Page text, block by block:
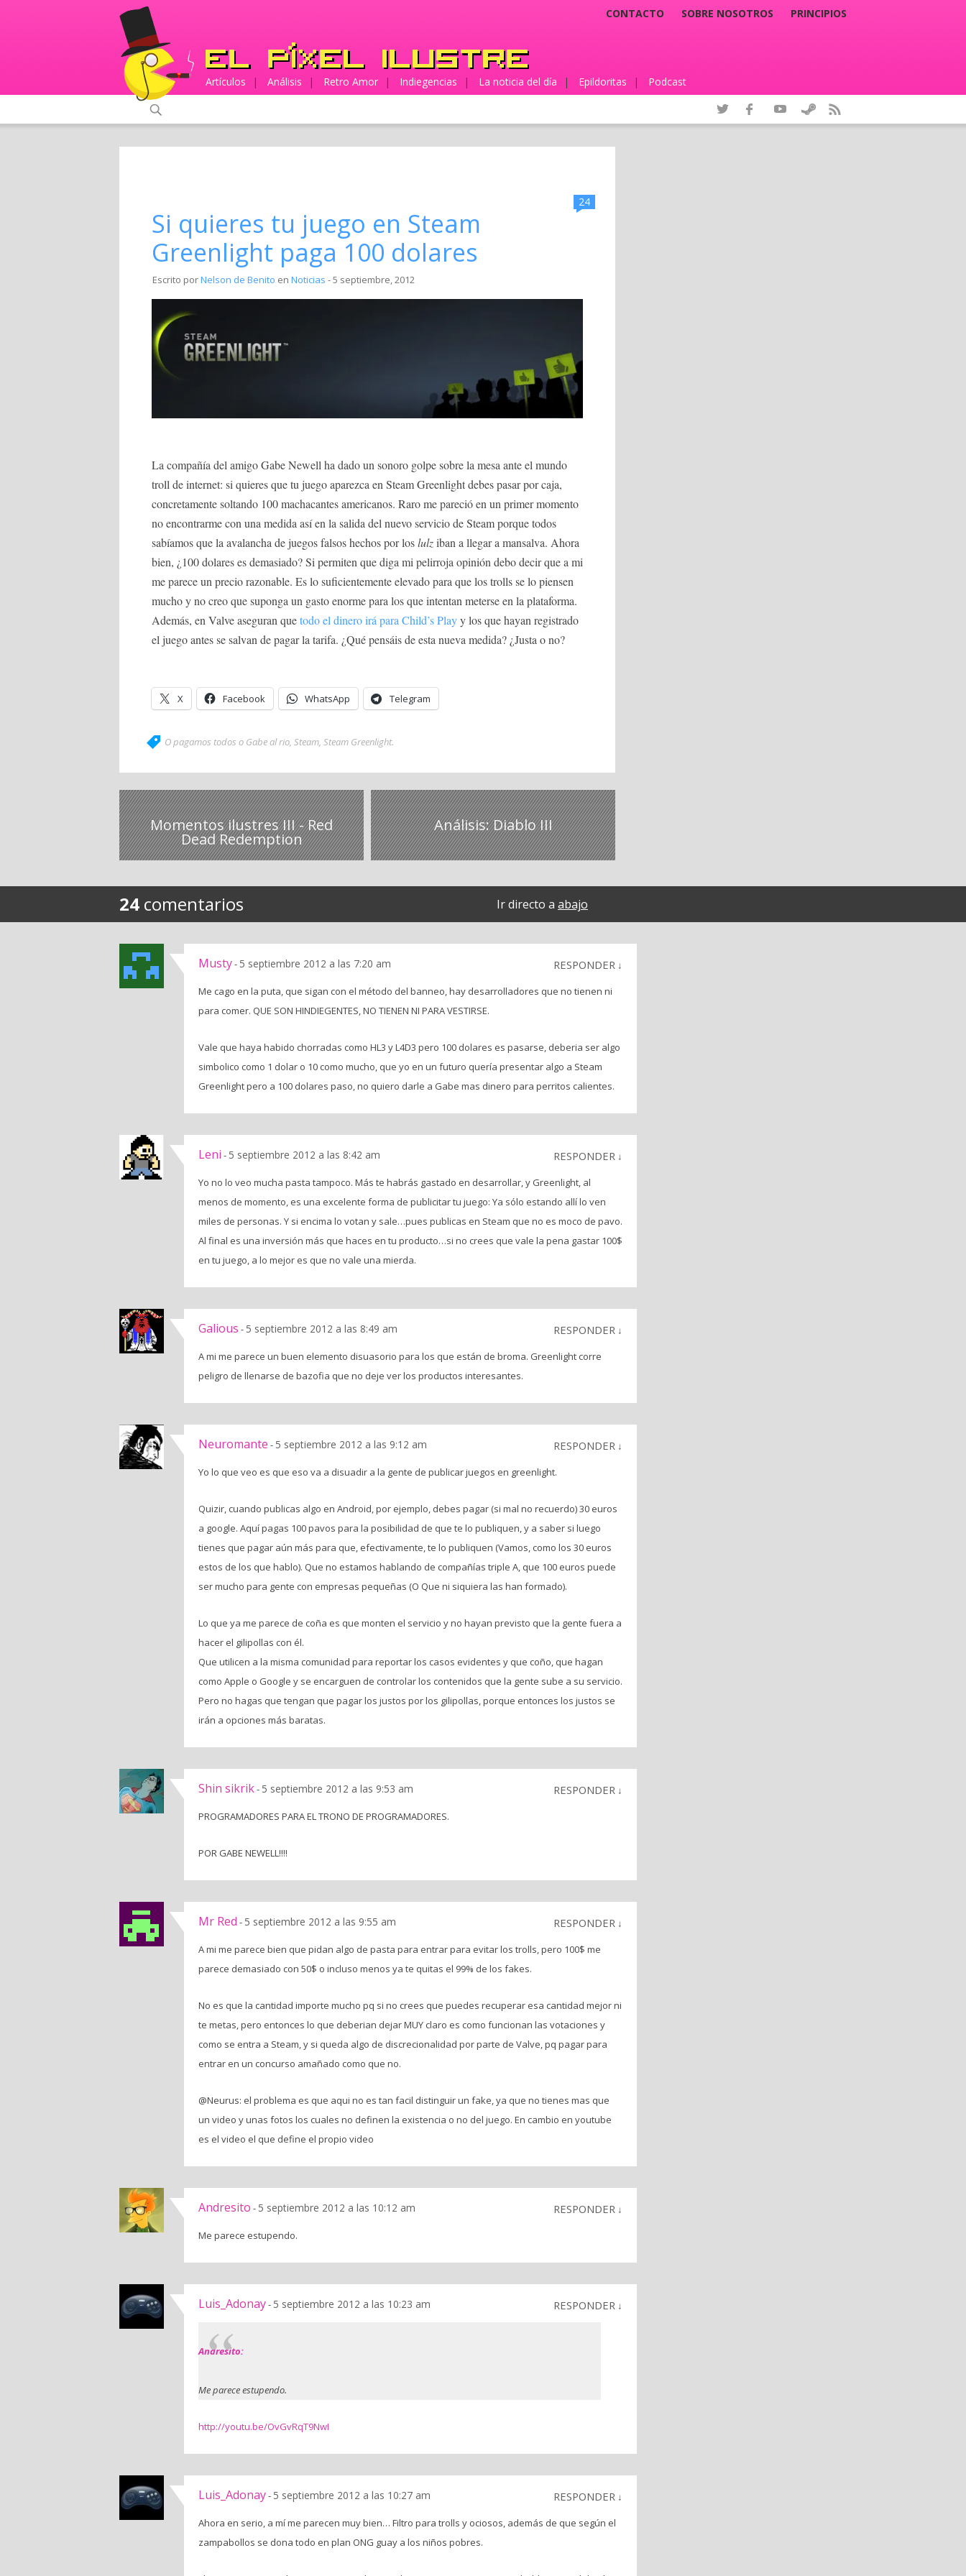
CONTACTO SOBRE NOSOTROS PRINCIPIOS
Artículos | Análisis | Retro Amor | Indiegencias | La noticia del día | Epildoritas | Podcast
24
Si quieres tu juego en Steam
Greenlight paga 100 dolares
Escrito porNelson de Benito en Noticias - 5 septiembre, 2012
La compañía del amigo Gabe Newell ha dado un sonoro golpe sobre la mesa ante el mundo
troll de internet: si quieres que tu juego aparezca en Steam Greenlight debes pasar por caja,
concretamente soltando 100 machacantes americanos. Raro me pareció en un primer momento
no encontrarme con una medida así en la salida del nuevo servicio de Steam porque todos
sabíamos que la avalancha de juegos falsos hechos por loslulziban a llegar a mansalva. Ahora
bien, ¿100 dolares es demasiado? Si permiten que diga mi pelirroja opinión debo decir que a mi
me parece un precio razonable. Es lo suficientemente elevado para que los trolls se lo piensen
mucho y no creo que suponga un gasto enorme para los que intentan meterse en la plataforma.
Además, en Valve aseguran quetodo el dinero irá para Child’s Playy los que hayan registrado
el juego antes se salvan de pagar la tarifa. ¿Qué pensáis de esta nueva medida? ¿Justa o no?
X Facebook WhatsApp Telegram
O pagamos todos o Gabe al rio, Steam, Steam Greenlight.
Momentos ilustres III - Red
Dead Redemption
Análisis: Diablo III
24 comentarios Ir directo a abajo
Musty- 5 septiembre 2012 a las 7:20 am RESPONDER ↓
Me cago en la puta, que sigan con el método del banneo, hay desarrolladores que no tienen ni
para comer. QUE SON HINDIEGENTES, NO TIENEN NI PARA VESTIRSE.
Vale que haya habido chorradas como HL3 y L4D3 pero 100 dolares es pasarse, deberia ser algo
simbolico como 1 dolar o 10 como mucho, que yo en un futuro quería presentar algo a Steam
Greenlight pero a 100 dolares paso, no quiero darle a Gabe mas dinero para perritos calientes.
Leni - 5 septiembre 2012 a las 8:42 am RESPONDER ↓
Yo no lo veo mucha pasta tampoco. Más te habrás gastado en desarrollar, y Greenlight, al
menos de momento, es una excelente forma de publicitar tu juego: Ya sólo estando allí lo ven
miles de personas. Y si encima lo votan y sale…pues publicas en Steam que no es moco de pavo.
Al final es una inversión más que haces en tu producto…si no crees que vale la pena gastar 100$
en tu juego, a lo mejor es que no vale una mierda.
Galious - 5 septiembre 2012 a las 8:49 am RESPONDER ↓
A mi me parece un buen elemento disuasorio para los que están de broma. Greenlight corre
peligro de llenarse de bazofia que no deje ver los productos interesantes.
Neuromante - 5 septiembre 2012 a las 9:12 am RESPONDER ↓
Yo lo que veo es que eso va a disuadir a la gente de publicar juegos en greenlight.
Quizir, cuando publicas algo en Android, por ejemplo, debes pagar (si mal no recuerdo) 30 euros
a google. Aquí pagas 100 pavos para la posibilidad de que te lo publiquen, y a saber si luego
tienes que pagar aún más para que, efectivamente, te lo publiquen (Vamos, como los 30 euros
estos de los que hablo). Que no estamos hablando de compañías triple A, que 100 euros puede
ser mucho para gente con empresas pequeñas (O Que ni siquiera las han formado).
Lo que ya me parece de coña es que monten el servicio y no hayan previsto que la gente fuera a
hacer el gilipollas con él.
Que utilicen a la misma comunidad para reportar los casos evidentes y que coño, que hagan
como Apple o Google y se encarguen de controlar los contenidos que la gente sube a su servicio.
Pero no hagas que tengan que pagar los justos por los gilipollas, porque entonces los justos se
irán a opciones más baratas.
Shin sikrik- 5 septiembre 2012 a las 9:53 am RESPONDER ↓
PROGRAMADORES PARA EL TRONO DE PROGRAMADORES.
POR GABE NEWELL!!!!
Mr Red - 5 septiembre 2012 a las 9:55 am RESPONDER ↓
A mi me parece bien que pidan algo de pasta para entrar para evitar los trolls, pero 100$ me
parece demasiado con 50$ o incluso menos ya te quitas el 99% de los fakes.
No es que la cantidad importe mucho pq si no crees que puedes recuperar esa cantidad mejor ni
te metas, pero entonces lo que deberian dejar MUY claro es como funcionan las votaciones y
como se entra a Steam, y si queda algo de discrecionalidad por parte de Valve, pq pagar para
entrar en un concurso amañado como que no.
@Neurus: el problema es que aqui no es tan facil distinguir un fake, ya que no tienes mas que
un video y unas fotos los cuales no definen la existencia o no del juego. En cambio en youtube
es el video el que define el propio video
Andresito - 5 septiembre 2012 a las 10:12 am RESPONDER ↓
Me parece estupendo.
Luis_Adonay- 5 septiembre 2012 a las 10:23 am RESPONDER ↓
Andresito:
Me parece estupendo.
http://youtu.be/OvGvRqT9NwI
Luis_Adonay- 5 septiembre 2012 a las 10:27 am RESPONDER ↓
Ahora en serio, a mí me parecen muy bien… Filtro para trolls y ociosos, además de que según el
zampabollos se dona todo en plan ONG guay a los niños pobres.